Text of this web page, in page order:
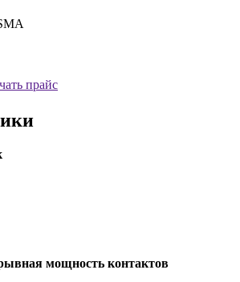
прайс
мощность контактов